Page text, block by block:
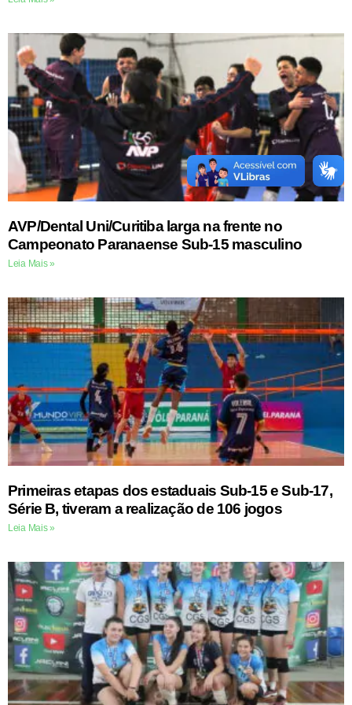
AVP/Dental Uni/Curitiba larga na frente no
Campeonato Paranaense Sub-15 masculino
Leia Mais »
Primeiras etapas dos estaduais Sub-15 e Sub-17,
Série B, tiveram a realização de 106 jogos
Leia Mais »